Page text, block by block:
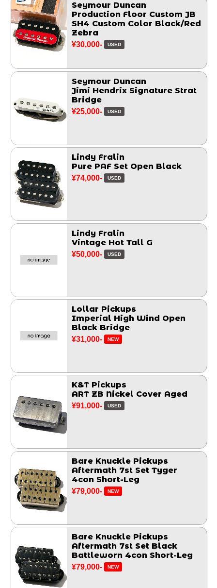
Seymour Duncan
Production Floor Custom JB
SH4 Custom Color Black/Red
Zebra
¥30,000- USED
Seymour Duncan
Jimi Hendrix Signature Strat
Bridge
¥25,000- USED
Lindy Fralin
Pure PAF Set Open Black
¥74,000- USED
Lindy Fralin
Vintage Hot Tall G
¥50,000- USED
Lollar Pickups
Imperial High Wind Open
Black Bridge
¥31,000- NEW
K&T Pickups
ART ZB Nickel Cover Aged
¥91,000- USED
Bare Knuckle Pickups
Aftermath 7st Set Tyger
4con Short-Leg
¥79,000- NEW
Bare Knuckle Pickups
Aftermath 7st Set Black
Battleworn 4con Short-Leg
¥79,000- NEW